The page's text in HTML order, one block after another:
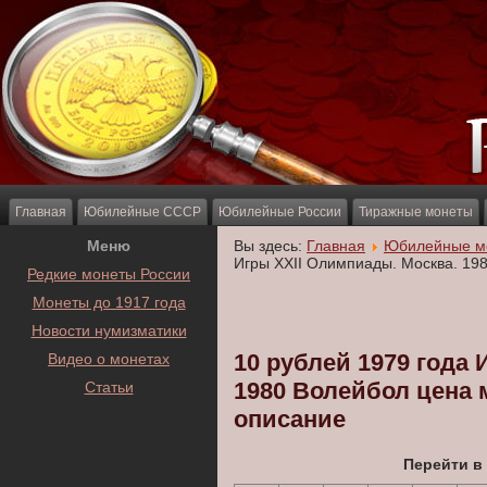
Главная Юбилейные СССР Юбилейные России Тиражные монеты
Меню
Редкие монеты России
Монеты до 1917 года
Новости нумизматики
Видео о монетах
Статьи
Вы здесь: Главная
Юбилейные
Игры XXII Олимпиады. Москва.
10 рублей 1979
1980 Волейбол
описание
Перейти в